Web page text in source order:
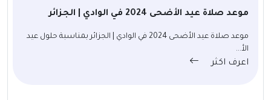
موعد صلاة عيد الأضحى 2024 في الوادي | الجزائر
موعد صلاة عيد الأضحى 2024 في الوادي | الجزائر بمناسبة حلول عيد
الأ...
اعرف اكثر